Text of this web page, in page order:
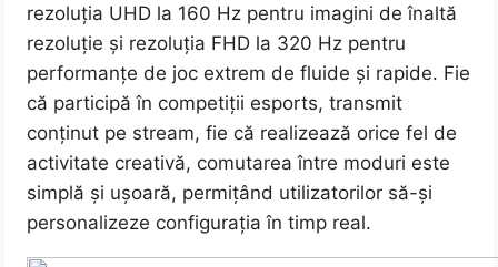
rezoluția UHD la 160 Hz pentru imagini de înaltă
rezoluție și rezoluția FHD la 320 Hz pentru
performanțe de joc extrem de fluide și rapide. Fie
că participă în competiții esports, transmit
conținut pe stream, fie că realizează orice fel de
activitate creativă, comutarea între moduri este
simplă și ușoară, permițând utilizatorilor să-și
personalizeze configurația în timp real.